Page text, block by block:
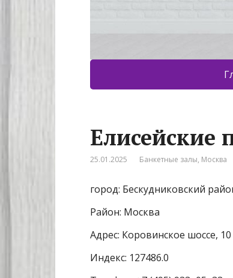
Елисейские
25.01.2025 Банкетные залы, Москва
город: Бескудниковский
Район: Москва
Адрес: Коровинское шоссе, 10
Индекс: 127486.0